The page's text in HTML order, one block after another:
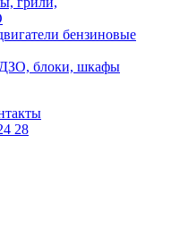
бензиновые
блоки, шкафы
28